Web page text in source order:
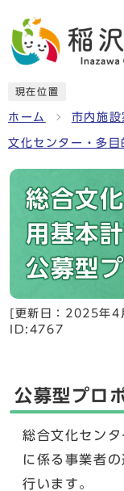
現在位置
ホーム 市内施設
文化センター・多目
総合文
用基本
公募型
[更新日： 2025年4
ID:4767
公募型プロ
総合文化セン
に係る事業者
行います。